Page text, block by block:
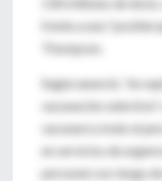
frente a una "posible
Thompson.
Según anunció, "en
vacunación
vacunará a todo el
en servicios de
personal con riesgo